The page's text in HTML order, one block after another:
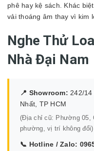
phê hay kệ sách. Khác
vải thoáng âm thay vì kim
Nghe Thử
Nhà Đại Nam
📍 Showroom: 242/14
Nhất, TP HCM
(Địa chỉ cũ: Phường 05,
phường, vị trí không đổi)
📞 Hotline / Zalo: